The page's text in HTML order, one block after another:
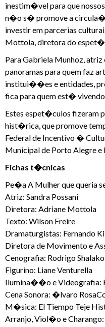
inestim�vel para que
n�o s� promove a
investir em parcerias
Mottola, diretora do
Para Gabriela Munhoz,
panoramas para quem faz
institui��es e entidades,
fica para quem est�
Estes espet�culos fizeram
hist�rica, que promove
Federal de Incentivo �
Municipal de Porto Alegre
Fichas t�cnicas
Pe�a A Mulher que queria
Atriz: Sandra Possani
Diretora: Adriane Mottola
Texto: Wilson Freire
Dramaturgistas: Fernando
Diretora de Movimento e
Cenografia: Rodrigo Shalako
Figurino: Liane Venturella
Ilumina��o e Videografia:
Cena Sonora: �lvaro
M�sica: El Tiempo Teje
Arranjo, Viol�o e